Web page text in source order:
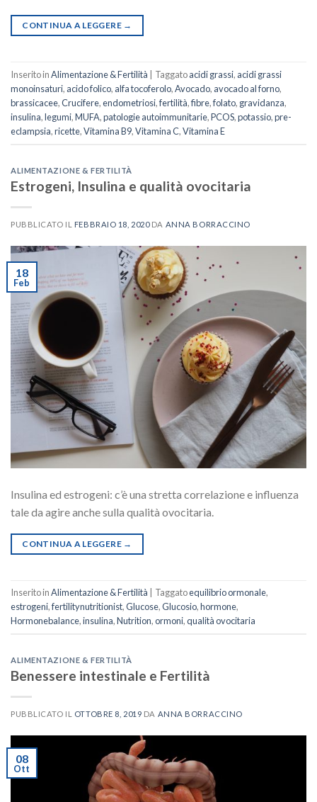
CONTINUA A LEGGERE →
Inserito inAlimentazione & Fertilità Taggatoacidi grassi, acidi grassi
monoinsaturi, acido folico, alfa tocoferolo,Avocado, avocado al forno,
brassicacee,Crucifere,endometriosi,fertilità,fibre,folato, gravidanza,
insulina,legumi,MUFA,patologie autoimmunitarie,PCOS,potassio,pre-
eclampsia,ricette,Vitamina B9,Vitamina C,Vitamina E
ALIMENTAZIONE & FERTILITÀ
Estrogeni, Insulina e qualità ovocitaria
PUBBLICATO IL FEBBRAIO 18, 2020DA ANNA BORRACCINO
18
Feb
Insulina ed estrogeni: c’è una stretta correlazione e influenza
tale da agire anche sulla qualità ovocitaria.
CONTINUA A LEGGERE →
Inserito inAlimentazione & Fertilità Taggatoequilibrio ormonale,
estrogeni,fertilitynutritionist,Glucose,Glucosio,hormone,
Hormonebalance,insulina,Nutrition,ormoni,qualità ovocitaria
ALIMENTAZIONE & FERTILITÀ
Benessere intestinale e Fertilità
PUBBLICATO IL OTTOBRE 8, 2019 DA ANNA BORRACCINO
08
Ott